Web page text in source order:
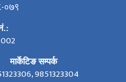
०७९
मार्केटिङ सम्पर्क
9851323304